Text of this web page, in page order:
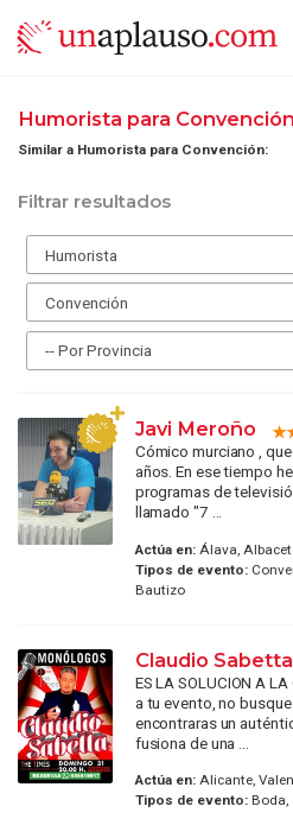
Humorista para Convención
Similar a Humorista para Convención:
Filtrar resultados
Javi Meroño
Cómico murciano ,
años. En ese tiempo
programas de
llamado "7 ...
Actúa en:Álava,
Tipos de evento:
Bautizo
Claudio Sabetta
ES LA SOLUCION A
a tu evento, no
encontraras un
fusiona de una ...
Actúa en:Alicante,
Tipos de evento:Boda,